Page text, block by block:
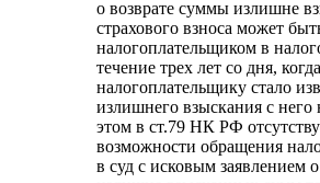
о возврате суммы излишне
страхового взноса может
налогоплательщиком в
течение трех лет со дня, когда
налогоплательщику стало
излишнего взыскания с него
этом в ст.79 НК РФ
возможности обращения
в суд с исковым заявлением о